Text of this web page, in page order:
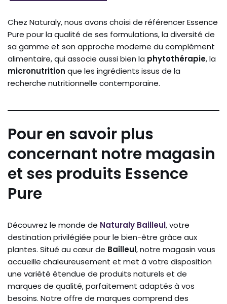
Chez Naturaly, nous avons choisi de référencer Essence
Pure pour la qualité de ses formulations, la diversité de
sa gamme et son approche moderne du complément
alimentaire, qui associe aussi bien la phytothérapie, la
micronutrition que les ingrédients issus de la
recherche nutritionnelle contemporaine.
Pour en savoir plus
concernant notre magasin
et ses produits Essence
Pure
Découvrez le monde de Naturaly Bailleul, votre
destination privilégiée pour le bien-être grâce aux
plantes. Situé au cœur de Bailleul, notre magasin vous
accueille chaleureusement et met à votre disposition
une variété étendue de produits naturels et de
marques de qualité, parfaitement adaptés à vos
besoins. Notre offre de marques comprend des